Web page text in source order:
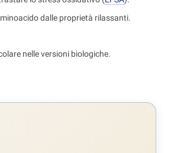
dalle proprietà rilassanti.
nelle versioni biologiche.